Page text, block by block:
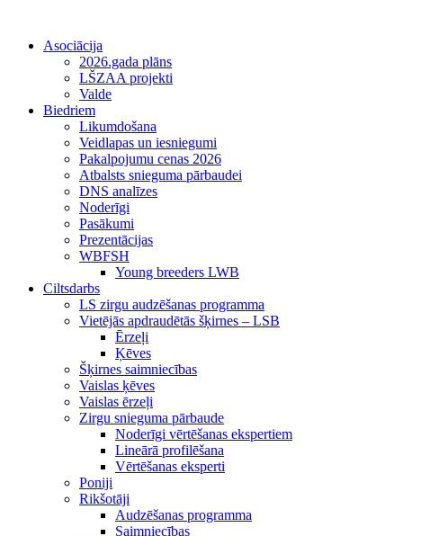
Asociācija
2026.gada plāns
LŠZAA projekti
Valde
Biedriem
Likumdošana
Veidlapas un iesniegumi
Pakalpojumu cenas 2026
Atbalsts snieguma pārbaudei
DNS analīzes
Noderīgi
Pasākumi
Prezentācijas
WBFSH
Young breeders LWB
Ciltsdarbs
LS zirgu audzēšanas programma
Vietējās apdraudētās šķirnes – LSB
Ērzeļi
Ķēves
Šķirnes saimniecības
Vaislas ķēves
Vaislas ērzeļi
Zirgu snieguma pārbaude
Noderīgi vērtēšanas ekspertiem
Lineārā profilēšana
Vērtēšanas eksperti
Poniji
Rikšotāji
Audzēšanas programma
Saimniecības